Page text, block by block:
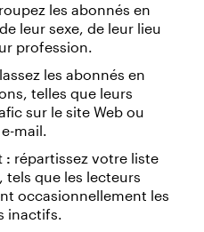
les abonnés en
leur sexe, de leur lieu
profession.
les abonnés en
telles que leurs
sur le site Web ou
mail.
: répartissez votre liste
que les lecteurs
occasionnellement les
inactifs.